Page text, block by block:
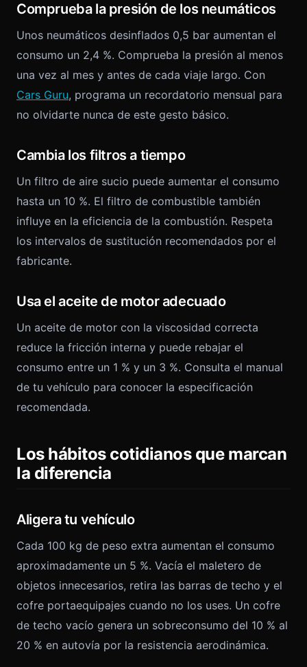
Comprueba la presión de los neumáticos
Unos neumáticos desinflados 0,5 bar aumentan el
consumo un 2,4 %. Comprueba la presión al menos
una vez al mes y antes de cada viaje largo. Con
Cars Guru, programa un recordatorio mensual para
no olvidarte nunca de este gesto básico.
Cambia los filtros a tiempo
Un filtro de aire sucio puede aumentar el consumo
hasta un 10 %. El filtro de combustible también
influye en la eficiencia de la combustión. Respeta
los intervalos de sustitución recomendados por el
fabricante.
Usa el aceite de motor adecuado
Un aceite de motor con la viscosidad correcta
reduce la fricción interna y puede rebajar el
consumo entre un 1 % y un 3 %. Consulta el manual
de tu vehículo para conocer la especificación
recomendada.
Los hábitos cotidianos que marcan
la diferencia
Aligera tu vehículo
Cada 100 kg de peso extra aumentan el consumo
aproximadamente un 5 %. Vacía el maletero de
objetos innecesarios, retira las barras de techo y el
cofre portaequipajes cuando no los uses. Un cofre
de techo vacío genera un sobreconsumo del 10 % al
20 % en autovía por la resistencia aerodinámica.